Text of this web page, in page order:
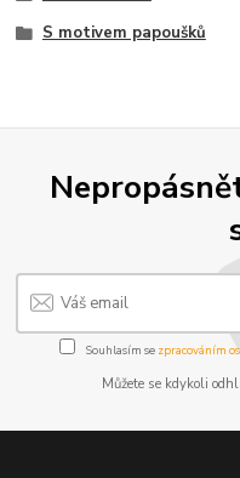
S motivem papoušků
Souhlasím se zpracováním
Můžete se kdykoli